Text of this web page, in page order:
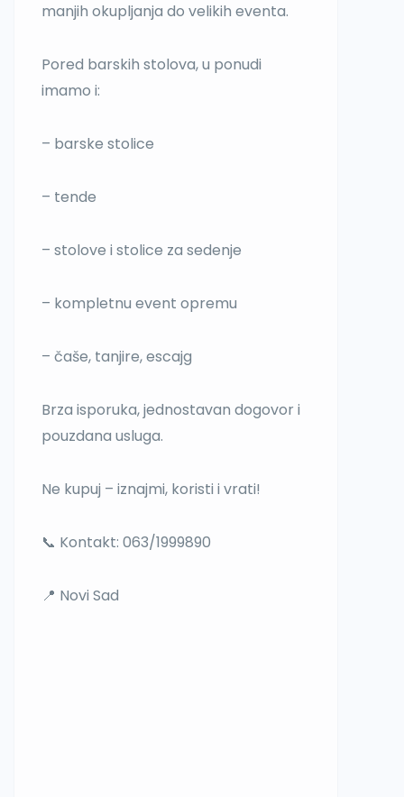
manjih okupljanja do velikih eventa.
Pored barskih stolova, u ponudi
imamo i:
– barske stolice
– tende
– stolove i stolice za sedenje
– kompletnu event opremu
– čaše, tanjire, escajg
Brza isporuka, jednostavan dogovor i
pouzdana usluga.
Ne kupuj – iznajmi, koristi i vrati!
📞 Kontakt: 063/1999890
📍 Novi Sad